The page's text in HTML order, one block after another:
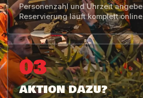
Personenzahl und Uhrzeit
Reservierung läuft komplett
03
AKTION DAZU?